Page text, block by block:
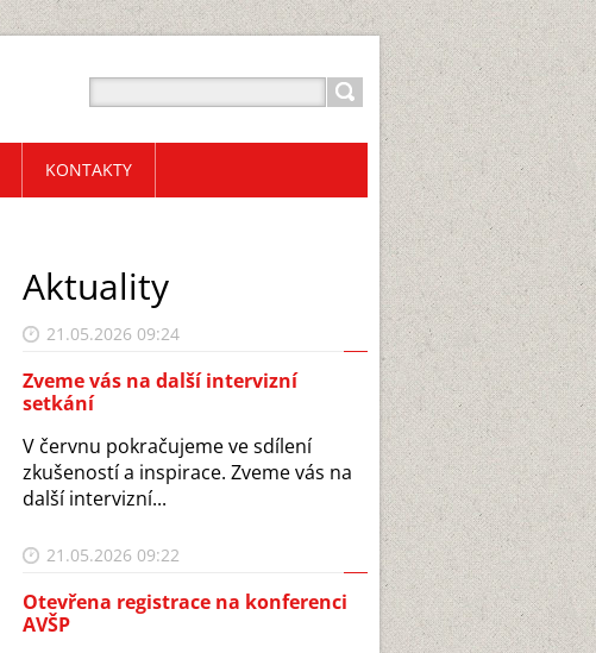
Aktuality
21.05.2026 09:24
Zveme vás na další intervizní
setkání
V červnu pokračujeme ve sdílení
zkušeností a inspirace. Zveme vás na
další intervizní...
21.05.2026 09:22
Otevřena registrace na konferenci
AVŠP
KONTAKTY